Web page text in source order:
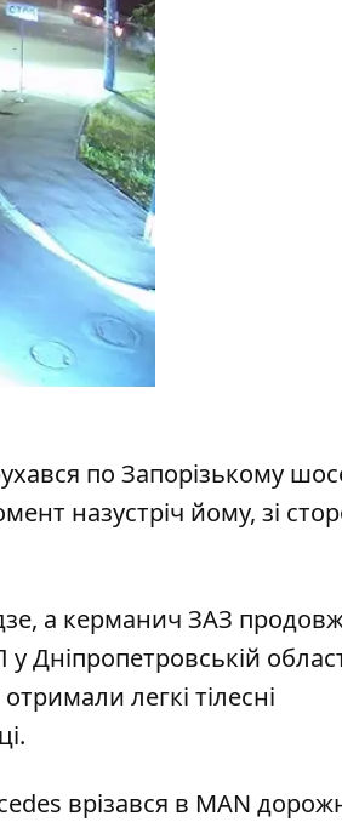
по Запорізькому
назустріч йому, зі
а керманич ЗАЗ
Дніпропетровській
легкі тілесні
врізався в MAN